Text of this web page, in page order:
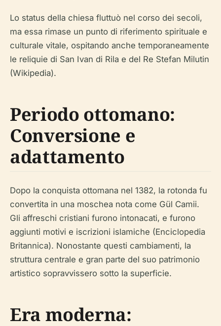
Lo status della chiesa fluttuò nel corso dei secoli,
ma essa rimase un punto di riferimento spirituale e
culturale vitale, ospitando anche temporaneamente
le reliquie di San Ivan di Rila e del Re Stefan Milutin
(Wikipedia).
Periodo ottomano:
Conversione e
adattamento
Dopo la conquista ottomana nel 1382, la rotonda fu
convertita in una moschea nota come Gül Camii.
Gli affreschi cristiani furono intonacati, e furono
aggiunti motivi e iscrizioni islamiche (Enciclopedia
Britannica). Nonostante questi cambiamenti, la
struttura centrale e gran parte del suo patrimonio
artistico sopravvissero sotto la superficie.
Era moderna: